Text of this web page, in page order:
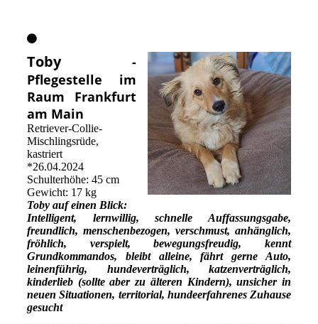
Toby-
Pflegestelle im
Raum Frankfurt
am Main
Retriever-Collie-
Mischlingsrüde,
kastriert
*26.04.2024
Schulterhöhe: 45 cm
Gewicht: 17 kg
Toby auf einen Blick:
Intelligent, lernwillig, schnelle Auffassungsgabe,
freundlich, menschenbezogen, verschmust, anhänglich,
fröhlich, verspielt, bewegungsfreudig, kennt
Grundkommandos, bleibt alleine, fährt gerne Auto,
leinenführig, hundeverträglich, katzenverträglich,
kinderlieb (sollte aber zu älteren Kindern), unsicher in
neuen Situationen, territorial, hundeerfahrenes Zuhause
gesucht